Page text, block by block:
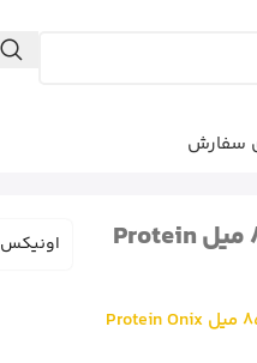
سفارش
پروتئین مو اونیکس دریم‌ گلد 850 میل Protein
اونیکس